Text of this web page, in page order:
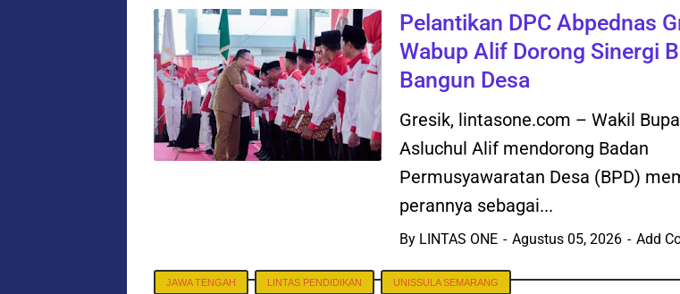
Pelantikan DPC Abpednas
Wabup Alif Dorong Sinergi
Bangun Desa
Gresik, lintasone.com – Wakil
Asluchul Alif mendorong Badan
Permusyawaratan Desa (BPD)
perannya sebagai...
By LINTAS ONE Agustus 05, 2026 Add
JAWA TENGAH LINTAS PENDIDIKAN UNISSULA SEMARANG